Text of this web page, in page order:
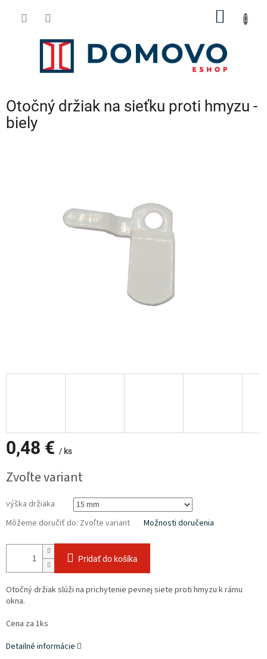
Otočný držiak na sieťku proti hmyzu -
biely
0,48 € / ks
cena:
Zvoľte variant
výška držiaka
Môžeme doručiť do: Zvoľte variant Možnosti doručenia
Pridať do košíka
Otočný držiak slúži na prichytenie pevnej siete proti hmyzu k rámu
okna.
Cena za 1ks
Detailné informácie